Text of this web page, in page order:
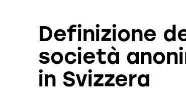
Definizione
società
in Svizzera